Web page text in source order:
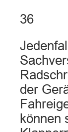
36
der
können